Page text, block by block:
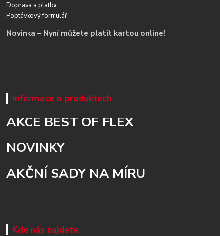
Doprava a platba
Poptávkový formulář
Novinka – Nyní můžete platit kartou online!
Informace o produktech
AKCE BEST OF FLEX
NOVINKY
AKČNÍ SADY NA MÍRU
Kde nás najdete